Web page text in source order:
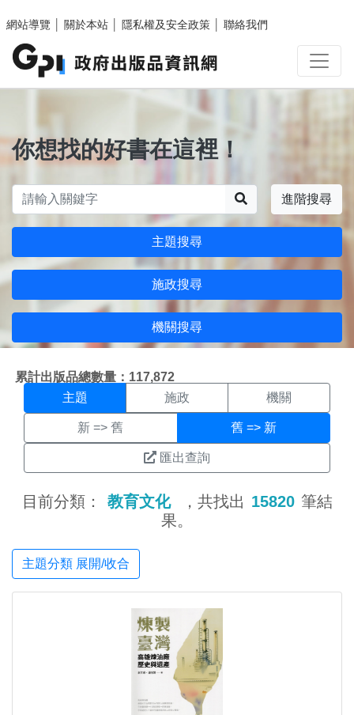
網站導覽
關於本站 隱私權及安全政策 聯絡我們
你想找的好書在這裡！
進階搜尋
主題搜尋
施政搜尋
機關搜尋
累計出版品總數量：117,872
主題搜尋結果頁面
主題 施政 機關
新 => 舊 舊 => 新
匯出查詢
目前分類： 教育文化 ，共找出 15820 筆結
果。
主題分類 展開/收合